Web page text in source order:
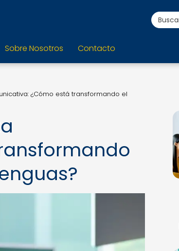
Sobre Nosotros Contacto
¿Cómo está transformando el